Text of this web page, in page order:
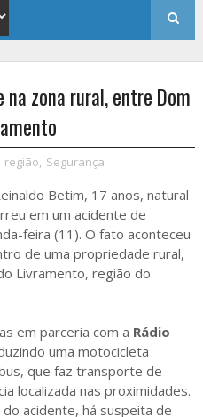
zona rural, entre Dom
região, Segurança
Betim, 17 anos, natural
em um acidente de
feira (11). O fato aconteceu
de uma propriedade rural,
Livramento, região do
em parceria com a Rádio
uma motocicleta
que faz transporte de
localizada nas proximidades.
acidente, há suspeita de